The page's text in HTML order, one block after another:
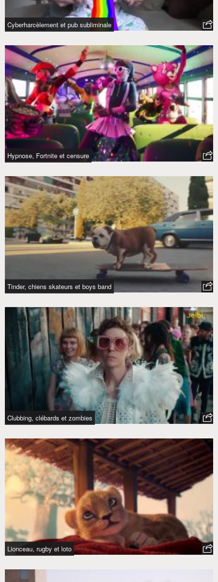
Cyberharcèlement et pub subliminale
Hypnose, Fortnite et censure
Tinder, chiens skateurs et boys band
Clubbing, clébards et zombies
Lionceau, rugby et loto